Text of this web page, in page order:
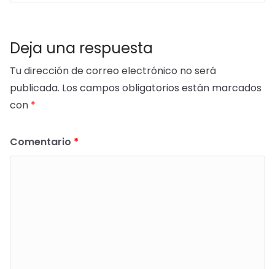
Deja una respuesta
Tu dirección de correo electrónico no será
publicada. Los campos obligatorios están marcados
con *
Comentario *